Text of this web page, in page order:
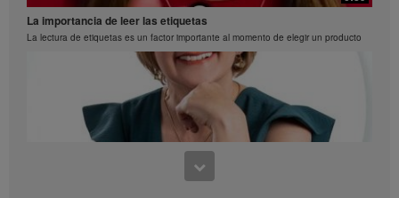
Prepara paletas deliciosas de proteina y fruta
La importancia de leer las etiquetas
La lectura de etiquetas es un factor importante al momento de elegir un producto